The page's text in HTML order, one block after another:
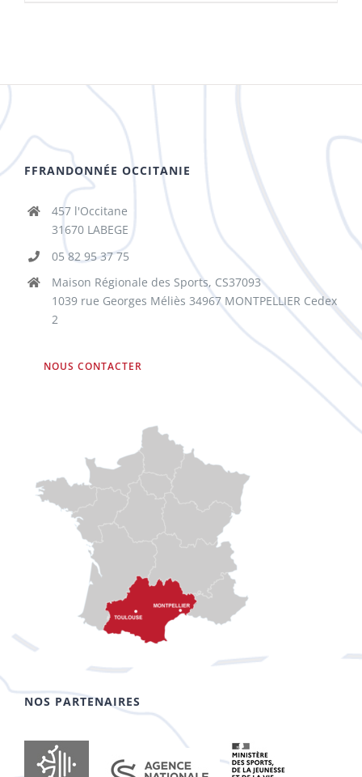
FFRANDONNÉE OCCITANIE
457 l'Occitane
31670 LABEGE
05 82 95 37 75
Maison Régionale des Sports, CS37093
1039 rue Georges Méliès 34967 MONTPELLIER Cedex
2
NOUS CONTACTER
NOS PARTENAIRES